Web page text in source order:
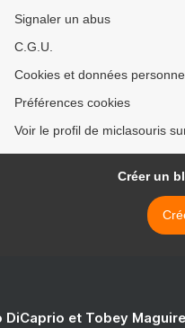
Signaler un abus
C.G.U.
Cookies et données
Préférences cookies
Voir le profil de miclasouris
Créer un
DiCaprio et Tobey